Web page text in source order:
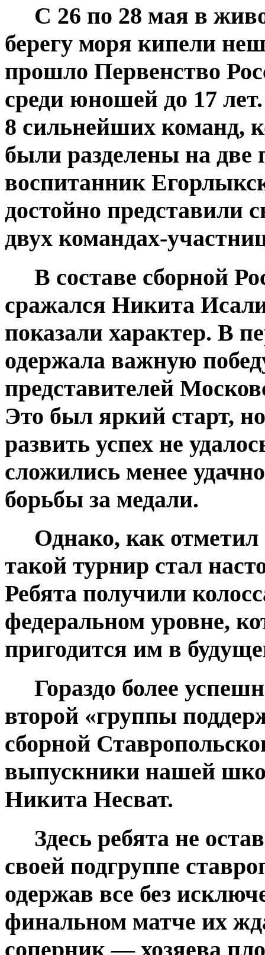
С 26 по 28 мая в
берегу моря кипели
прошло Первенство
среди юношей до 17
8 сильнейших команд,
были разделены на
воспитанник
достойно представили
двух командах-
В составе сборной
сражался Никита
показали характер. В
одержала важную
представителей
Это был яркий старт,
развить успех не
сложились менее
борьбы за медали.
Однако, как отметил
такой турнир стал
Ребята получили
федеральном уровне,
пригодится им в
Гораздо более
второй «группы
сборной
выпускники нашей
Никита Несват.
Здесь ребята не
своей подгруппе
одержав все без
финальном матче их
соперник — хозяева